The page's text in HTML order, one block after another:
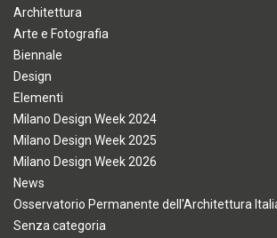
Architettura
Arte e Fotografia
Biennale
Design
Elementi
Milano Design Week 2024
Milano Design Week 2025
Milano Design Week 2026
News
Osservatorio Permanente dell'Architettura
Senza categoria